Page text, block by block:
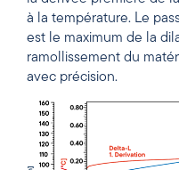
à la température. Le
est le maximum de la
ramollissement du
avec précision.